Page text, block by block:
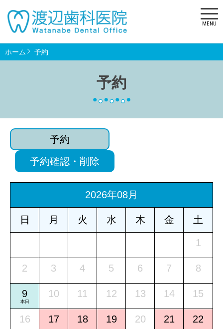
MENU
予約
ホーム 予約
予約
予約確認・削除
2026年08月
日 月 火 水 木 金 土
1
2 3 4 5 6 7 8
9
本日
10 11 12 13 14 15
16 17 18 19 20 21 22